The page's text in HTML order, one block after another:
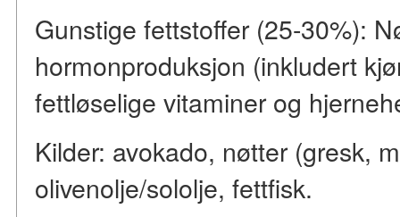
Gunstige fettstoffer (25-30%):
hormonproduksjon (inkludert
fettløselige vitaminer og
Kilder: avokado, nøtter (gresk,
olivenolje/sololje, fettfisk.